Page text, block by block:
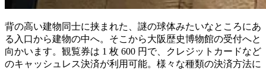
背の高い建物同士に挟まれた、謎の球体みたいなところにあ
る入口から建物の中へ。そこから大阪歴史博物館の受付へと
向かいます。観覧券は 1 枚 600 円で、クレジットカードなど
のキャッシュレス決済が利用可能。様々な種類の決済方法に